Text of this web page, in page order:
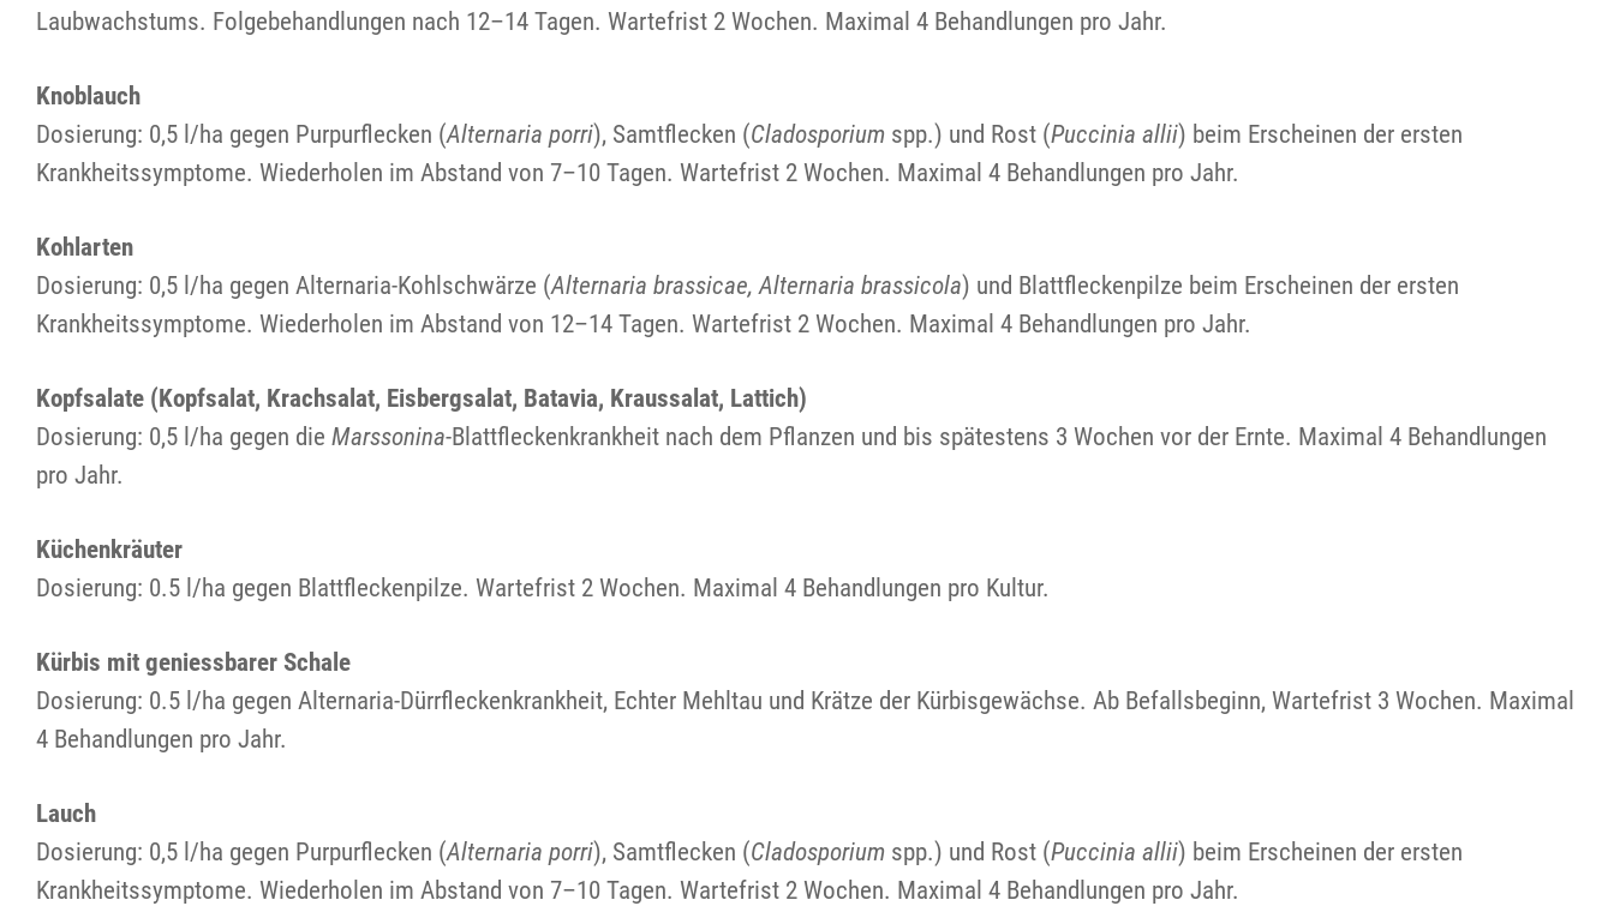
Laubwachstums. Folgebehandlungen nach 12–14 Tagen. Wartefrist 2 Wochen. Maximal 4 Behandlungen pro Jahr.
Knoblauch
Dosierung: 0,5 l/ha gegen Purpurflecken (Alternaria porri), Samtflecken (Cladosporium spp.) und Rost (Puccinia allii) beim Erscheinen der ersten
Krankheitssymptome. Wiederholen im Abstand von 7–10 Tagen. Wartefrist 2 Wochen. Maximal 4 Behandlungen pro Jahr.
Kohlarten
Dosierung: 0,5 l/ha gegen Alternaria-Kohlschwärze (Alternaria brassicae, Alternaria brassicola) und Blattfleckenpilze beim Erscheinen der ersten
Krankheitssymptome. Wiederholen im Abstand von 12–14 Tagen. Wartefrist 2 Wochen. Maximal 4 Behandlungen pro Jahr.
Kopfsalate (Kopfsalat, Krachsalat, Eisbergsalat, Batavia, Kraussalat, Lattich)
Dosierung: 0,5 l/ha gegen die Marssonina-Blattfleckenkrankheit nach dem Pflanzen und bis spätestens 3 Wochen vor der Ernte. Maximal 4 Behandlungen
pro Jahr.
Küchenkräuter
Dosierung: 0.5 l/ha gegen Blattfleckenpilze. Wartefrist 2 Wochen. Maximal 4 Behandlungen pro Kultur.
Kürbis mit geniessbarer Schale
Dosierung: 0.5 l/ha gegen Alternaria-Dürrfleckenkrankheit, Echter Mehltau und Krätze der Kürbisgewächse. Ab Befallsbeginn, Wartefrist 3 Wochen. Maximal
4 Behandlungen pro Jahr.
Lauch
Dosierung: 0,5 l/ha gegen Purpurflecken (Alternaria porri), Samtflecken (Cladosporium spp.) und Rost (Puccinia allii) beim Erscheinen der ersten
Krankheitssymptome. Wiederholen im Abstand von 7–10 Tagen. Wartefrist 2 Wochen. Maximal 4 Behandlungen pro Jahr.